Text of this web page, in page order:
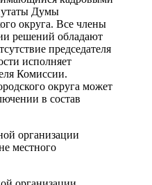
Думы
округа. Все члены
решений обладают
председателя
исполняет
Комиссии.
округа может
в состав
организации
местного